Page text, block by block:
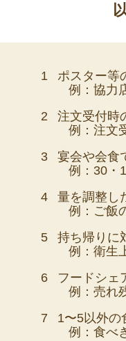
1
ポスター等
例：協力
2
注文受付時
例：注文
3
宴会や会食
例：30・
4
量を調整し
例：ご飯
5
持ち帰りに
例：衛生
6
フードシェ
例：売れ
7
1〜5以外の
例：食べ